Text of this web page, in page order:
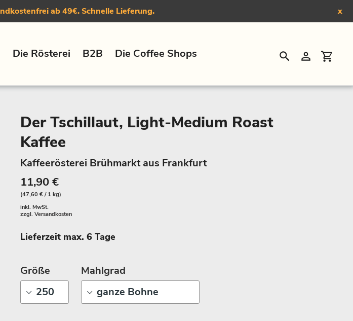
ab 49€. Schnelle Lieferung. x
Die Rösterei B2B Die Coffee Shops
SuchenEinloggen
Der Tschillaut, Light-Medium Roast
Kaffee
Kaffeerösterei Brühmarkt aus Frankfurt
11,90 €
(47,60 € / 1 kg)
inkl. MwSt.
zzgl. Versandkosten
Lieferzeit max. 6 Tage
Größe Mahlgrad